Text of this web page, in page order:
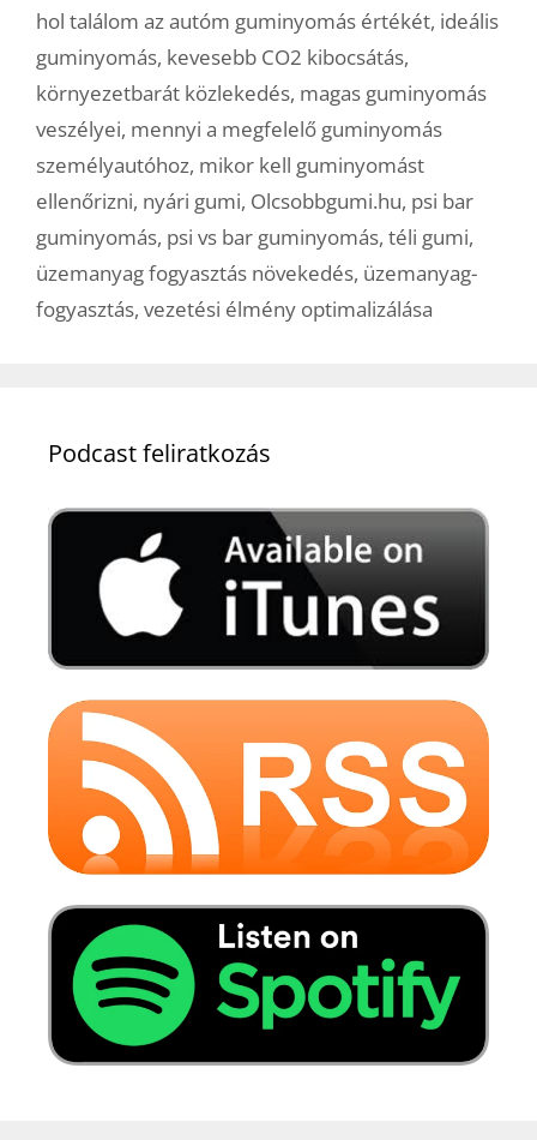
hol találom az autóm guminyomás értékét, ideális
guminyomás, kevesebb CO2 kibocsátás,
környezetbarát közlekedés, magas guminyomás
veszélyei, mennyi a megfelelő guminyomás
személyautóhoz, mikor kell guminyomást
ellenőrizni, nyári gumi, Olcsobbgumi.hu, psi bar
guminyomás, psi vs bar guminyomás, téli gumi,
üzemanyag fogyasztás növekedés, üzemanyag-
fogyasztás, vezetési élmény optimalizálása
Podcast feliratkozás